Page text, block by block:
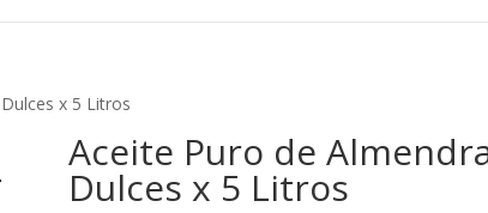
x 5 Litros
Aceite Puro de
Dulces x 5 Litros